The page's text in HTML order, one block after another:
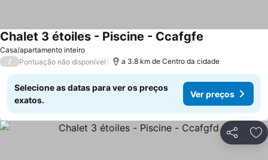
Casa/apartamento inteiro
Chalet 3 étoiles - Piscine - Ccafgfe
/ Pontuação não disponível a 3.8 km de Centro da cidade
Selecione as datas para ver os preços
exatos.
Ver preços
Partilhar